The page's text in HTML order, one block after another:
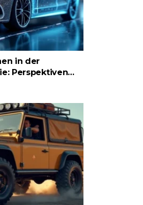
in der
Perspektiven…